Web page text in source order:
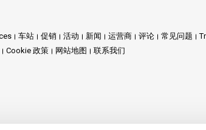
车站 促销 活动 新闻 运营商 评论 常见问题
Cookie 政策 网站地图 联系我们